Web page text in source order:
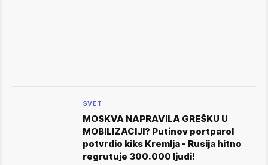
SVET
MOSKVA NAPRAVILA GREŠKU U
MOBILIZACIJI? Putinov portparol
potvrdio kiks Kremlja - Rusija hitno
regrutuje 300.000 ljudi!